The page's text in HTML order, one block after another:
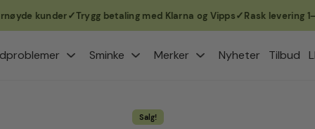
kunder Trygg betaling med Klarna og Vipps Rask levering 1–3
Sminke Merker Nyheter Tilbud
Salg!